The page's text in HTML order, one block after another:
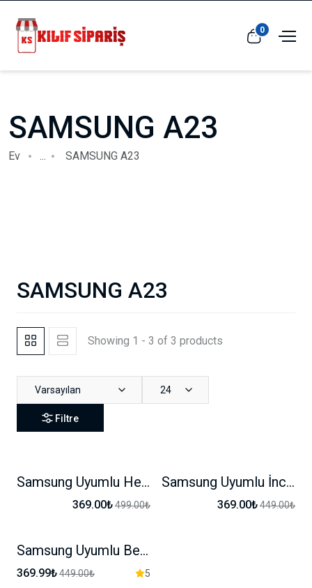
0
SAMSUNG A23
Ev ... SAMSUNG A23
SAMSUNG A23
Showing 1 - 3 of 3 products
Varsayılan 24
Filtre
-26% Samsung Uyumlu Hello Kity Karakterli Kılıf
369.00₺499.00₺
-17% Samsung Uyumlu İnci Taşlı Kılıf
369.00₺449.00₺
-17% Samsung Uyumlu Bear Karakterli Kılıf
5
369.99₺449.00₺